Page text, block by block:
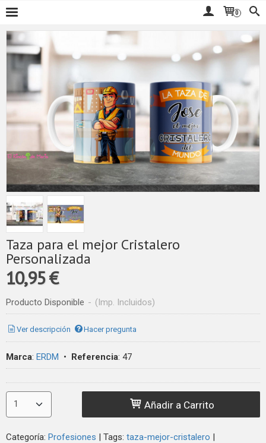
0
Taza para el mejor Cristalero
Personalizada
10,95 €
Producto Disponible - (Imp. Incluidos)
Ver descripción Hacer pregunta
Marca: ERDM • Referencia: 47
Añadir a Carrito
Categoría: Profesiones | Tags: taza-mejor-cristalero |